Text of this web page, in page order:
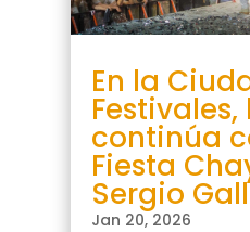
En la
continúa
Fiesta
Sergio
Jan 20, 2026